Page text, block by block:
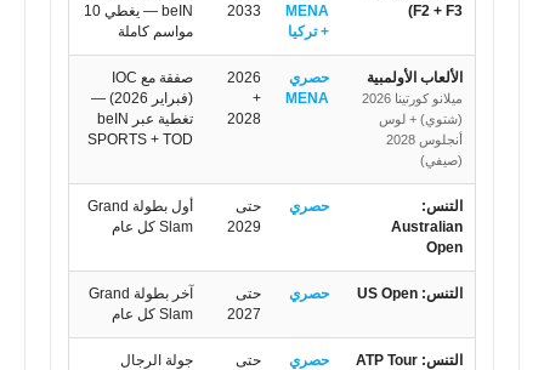
F2 + F3)
MENA
+ تركيا
2033
beIN — يغطي 10
مواسم كاملة
الألعاب الأولمبية
ميلانو كورتينا 2026
(شتوي) + لوس
أنجلوس 2028
(صيفي)
حصري
MENA
2026
+
2028
صفقة مع IOC
(فبراير 2026) —
تغطية عبر beIN
SPORTS + TOD
التنس:
Australian
Open
حصري
حتى
2029
أول بطولة Grand
Slam كل عام
التنس: US Open حصري
حتى
2027
آخر بطولة Grand
Slam كل عام
التنس: ATP Tour حصري
حتى
جولة الرجال